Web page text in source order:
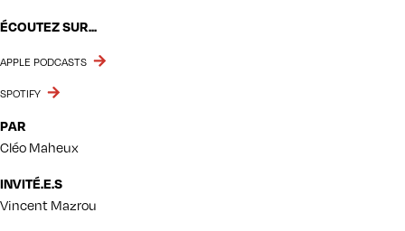
ÉCOUTEZ SUR...
APPLE PODCASTS
SPOTIFY
PAR
Cléo Maheux
INVITÉ.E.S
Vincent Mazrou